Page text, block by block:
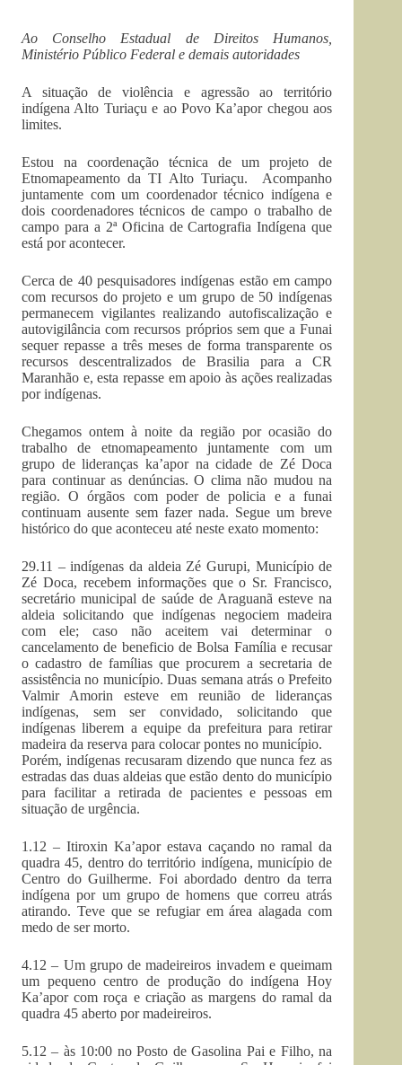
Ao Conselho Estadual de Direitos Humanos,
Ministério Público Federal e demais autoridades
A situação de violência e agressão ao território
indígena Alto Turiaçu e ao Povo Ka’apor chegou aos
limites.
Estou na coordenação técnica de um projeto de
Etnomapeamento da TI Alto Turiaçu. Acompanho
juntamente com um coordenador técnico indígena e
dois coordenadores técnicos de campo o trabalho de
campo para a 2ª Oficina de Cartografia Indígena que
está por acontecer.
Cerca de 40 pesquisadores indígenas estão em campo
com recursos do projeto e um grupo de 50 indígenas
permanecem vigilantes realizando autofiscalização e
autovigilância com recursos próprios sem que a Funai
sequer repasse a três meses de forma transparente os
recursos descentralizados de Brasilia para a CR
Maranhão e, esta repasse em apoio às ações realizadas
por indígenas.
Chegamos ontem à noite da região por ocasião do
trabalho de etnomapeamento juntamente com um
grupo de lideranças ka’apor na cidade de Zé Doca
para continuar as denúncias. O clima não mudou na
região. O órgãos com poder de policia e a funai
continuam ausente sem fazer nada. Segue um breve
histórico do que aconteceu até neste exato momento:
29.11 – indígenas da aldeia Zé Gurupi, Município de
Zé Doca, recebem informações que o Sr. Francisco,
secretário municipal de saúde de Araguanã esteve na
aldeia solicitando que indígenas negociem madeira
com ele; caso não aceitem vai determinar o
cancelamento de beneficio de Bolsa Família e recusar
o cadastro de famílias que procurem a secretaria de
assistência no município. Duas semana atrás o Prefeito
Valmir Amorin esteve em reunião de lideranças
indígenas, sem ser convidado, solicitando que
indígenas liberem a equipe da prefeitura para retirar
madeira da reserva para colocar pontes no município.
Porém, indígenas recusaram dizendo que nunca fez as
estradas das duas aldeias que estão dento do município
para facilitar a retirada de pacientes e pessoas em
situação de urgência.
1.12 – Itiroxin Ka’apor estava caçando no ramal da
quadra 45, dentro do território indígena, município de
Centro do Guilherme. Foi abordado dentro da terra
indígena por um grupo de homens que correu atrás
atirando. Teve que se refugiar em área alagada com
medo de ser morto.
4.12 – Um grupo de madeireiros invadem e queimam
um pequeno centro de produção do indígena Hoy
Ka’apor com roça e criação as margens do ramal da
quadra 45 aberto por madeireiros.
5.12 – às 10:00 no Posto de Gasolina Pai e Filho, na